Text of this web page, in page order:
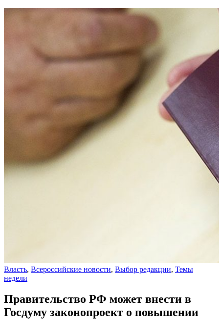
Власть, Всероссийские новости, Выбор редакции, Темы
недели
Правительство РФ может внести в
Госдуму законопроект о повышении